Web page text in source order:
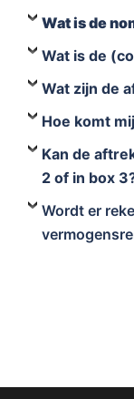
Wat is de
Wat is de
Wat zijn de
Hoe komt
Kan de
2 of in box
Wordt er